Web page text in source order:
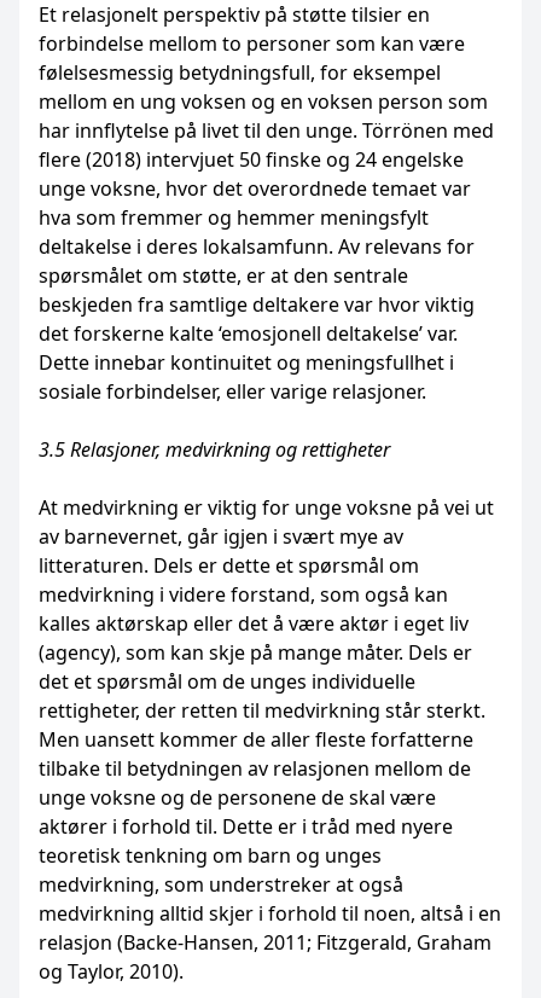
Et relasjonelt perspektiv på støtte tilsier en
forbindelse mellom to personer som kan være
følelsesmessig betydningsfull, for eksempel
mellom en ung voksen og en voksen person som
har innflytelse på livet til den unge. Törrönen med
flere (2018) intervjuet 50 finske og 24 engelske
unge voksne, hvor det overordnede temaet var
hva som fremmer og hemmer meningsfylt
deltakelse i deres lokalsamfunn. Av relevans for
spørsmålet om støtte, er at den sentrale
beskjeden fra samtlige deltakere var hvor viktig
det forskerne kalte ‘emosjonell deltakelse’ var.
Dette innebar kontinuitet og meningsfullhet i
sosiale forbindelser, eller varige relasjoner.
3.5 Relasjoner, medvirkning og rettigheter
At medvirkning er viktig for unge voksne på vei ut
av barnevernet, går igjen i svært mye av
litteraturen. Dels er dette et spørsmål om
medvirkning i videre forstand, som også kan
kalles aktørskap eller det å være aktør i eget liv
(agency), som kan skje på mange måter. Dels er
det et spørsmål om de unges individuelle
rettigheter, der retten til medvirkning står sterkt.
Men uansett kommer de aller fleste forfatterne
tilbake til betydningen av relasjonen mellom de
unge voksne og de personene de skal være
aktører i forhold til. Dette er i tråd med nyere
teoretisk tenkning om barn og unges
medvirkning, som understreker at også
medvirkning alltid skjer i forhold til noen, altså i en
relasjon (Backe-Hansen, 2011; Fitzgerald, Graham
og Taylor, 2010).